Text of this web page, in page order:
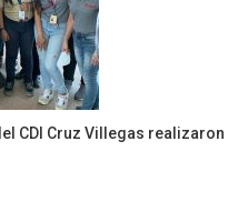
CDI Cruz Villegas realizaron